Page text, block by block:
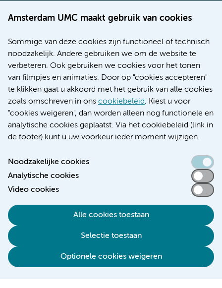
Amsterdam UMC maakt gebruik van cookies
Sommige van deze cookies zijn functioneel of technisch
noodzakelijk. Andere gebruiken we om de website te
verbeteren. Ook gebruiken we cookies voor het tonen
van filmpjes en animaties. Door op "cookies accepteren"
te klikken gaat u akkoord met het gebruik van alle cookies
zoals omschreven in ons cookiebeleid. Kiest u voor
"cookies weigeren", dan worden alleen nog functionele en
analytische cookies geplaatst. Via het cookiebeleid (link in
de footer) kunt u uw voorkeur ieder moment wijzigen.
Noodzakelijke cookies
Analytische cookies
Video cookies
Alle cookies toestaan
Selectie toestaan
Optionele cookies weigeren
Werken bij Amsterdam UMC
Nieuws
Research
Educatie locatie AMC
Educatie locatie VUmc
Verwijzen & diagnostiek
Toegankelijkheidsverklaring
Responsible disclosure